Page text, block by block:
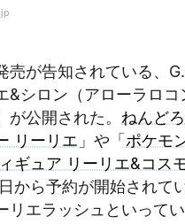
売が告知されている、
&シロン（アローラロ
が公開された。 ねんど
リーリエ 」や「 ポケモ
ギュア リーリエ&コス
から予約が開始されて
リエラッシュといってい